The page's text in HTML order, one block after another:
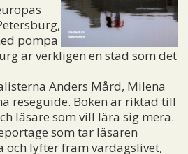
pompa
är verkligen en stad som det
Anders Mård, Milena
reseguide. Boken är riktad till
läsare som vill lära sig mera.
som tar läsaren
lyfter fram vardagslivet,